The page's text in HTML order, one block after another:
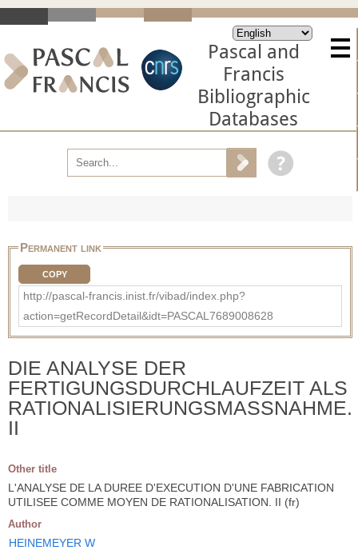
Pascal and
Francis
Bibliographic
Databases
Permanent link
COPY
http://pascal-francis.inist.fr/vibad/index.php?
action=getRecordDetail&idt=PASCAL7689008628
DIE ANALYSE DER
FERTIGUNGSDURCHLAUFZEIT ALS
RATIONALISIERUNGSMASSNAHME.
II
Other title
L'ANALYSE DE LA DUREE D'EXECUTION D'UNE FABRICATION
UTILISEE COMME MOYEN DE RATIONALISATION. II (fr)
Author
HEINEMEYER W